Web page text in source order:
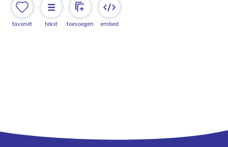
favoriet tekst toevoegen embed